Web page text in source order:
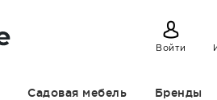
Войти
Садовая мебель Бренды